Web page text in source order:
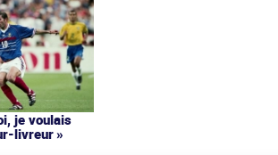
je voulais
livreur »